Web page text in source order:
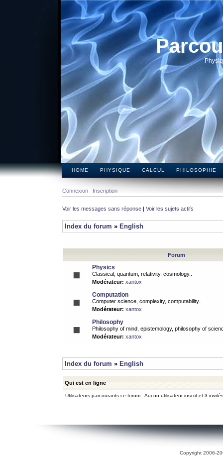
HOME PHYSIQUE CALCUL PHILOSOPHIE
Connexion Inscription
Voir les messages sans réponse | Voir les sujets actifs
Index du forum » English
Forum
Physics
Classical, quantum, relativity, cosmology..
Modérateur: xantox
Computation
Computer science, complexity, computability..
Modérateur: xantox
Philosophy
Philosophy of mind, epistemology, philosophy of
Modérateur: xantox
Index du forum » English
Qui est en ligne
Utilisateurs parcourants ce forum : Aucun utilisateur inscrit et 3 invités
Copyright 2006-